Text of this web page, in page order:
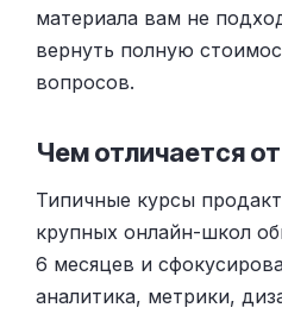
материала вам не
вернуть полную
вопросов.
Чем отличается
Типичные курсы
крупных онлайн-школ
6 месяцев и
аналитика, метрики,